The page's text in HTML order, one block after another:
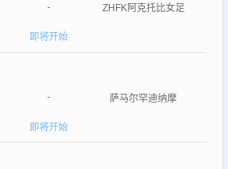
- ZHFK阿克托比女足
即将开始
- 萨马尔罕迪纳摩
即将开始